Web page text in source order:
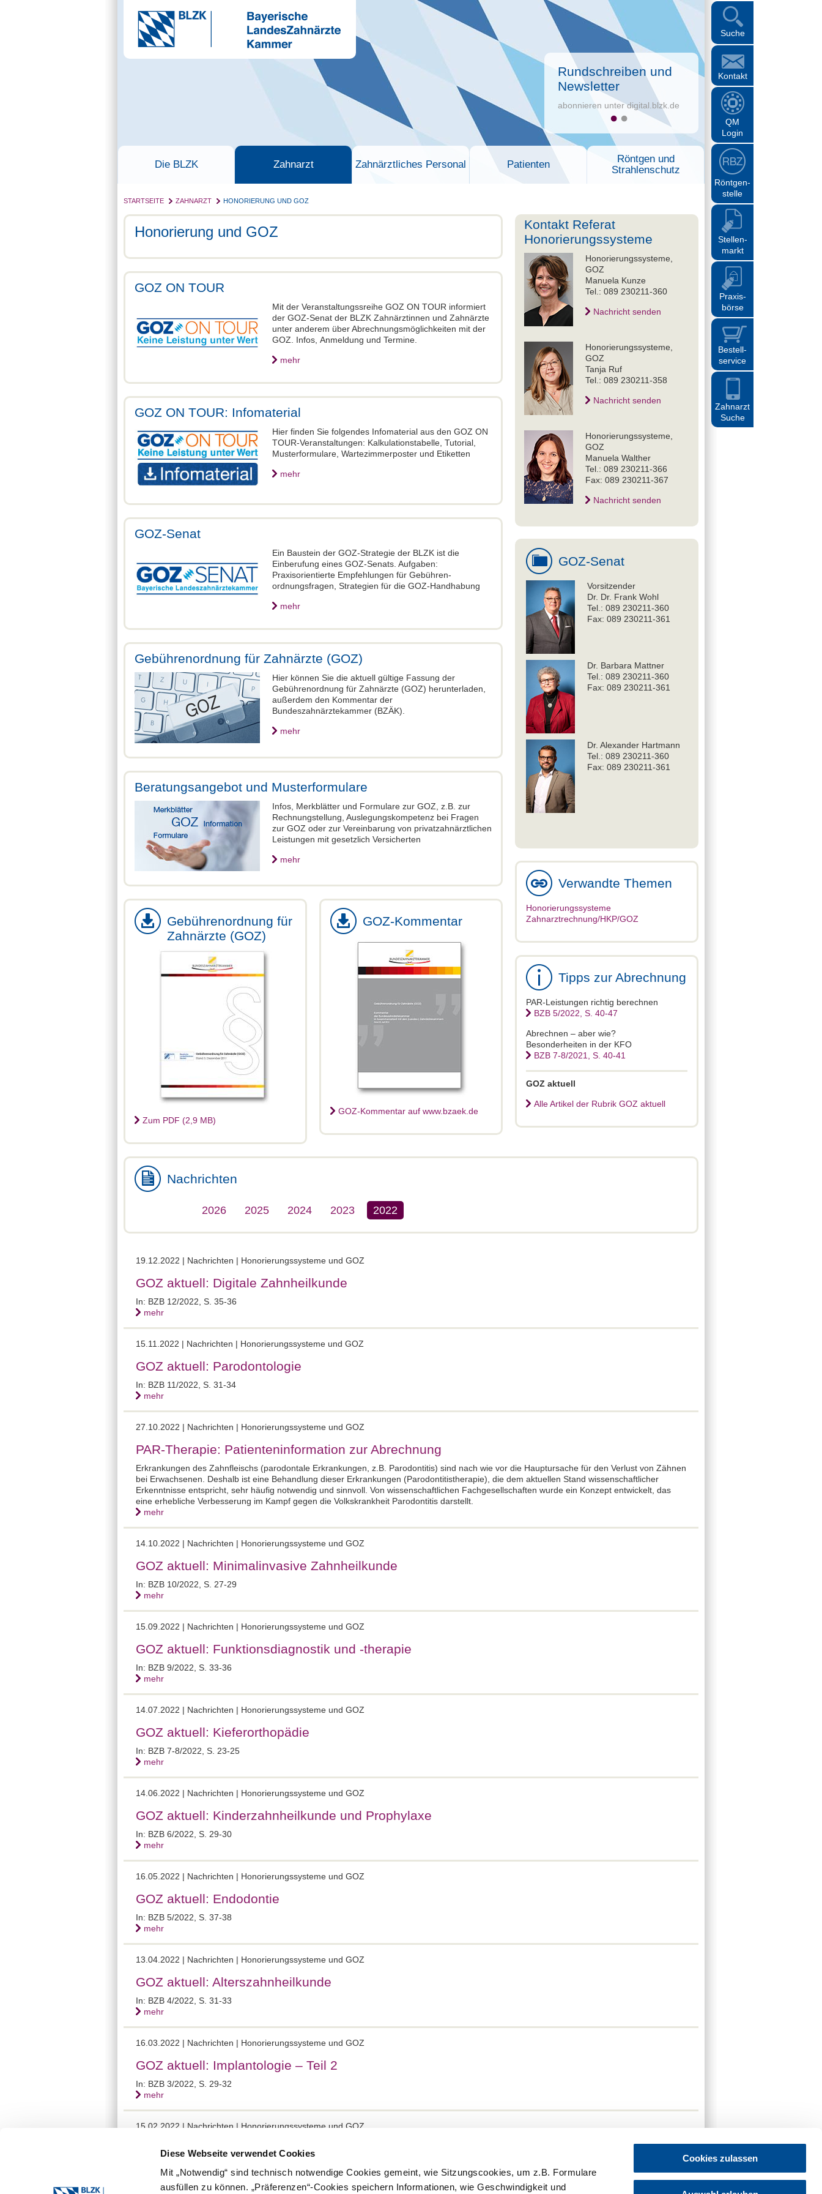
Diese Webseite verwendet Cookies
Mit „Notwendig“ sind technisch notwendige Cookies gemeint, wie Sitzungscookies, um z.B. Formulare
ausfüllen zu können. „Präferenzen“-Cookies speichern Informationen, wie Geschwindigkeit und
Cookies zulassen
Suche
Kontakt
QM
Login
Röntgen-
stelle
Stellen-
markt
Praxis-
börse
Bestell-
service
Zahnarzt
Suche
Rundschreiben und
Newsletter
abonnieren unter digital.blzk.de
Die BLZK Zahnarzt Zahnärztliches Personal Patienten
Röntgen und
Strahlenschutz
STARTSEITE ZAHNARZT HONORIERUNG UND GOZ
Honorierung und GOZ
GOZ ON TOUR
Mit der Veranstaltungssreihe GOZ ON TOUR informiert
der GOZ-Senat der BLZK Zahnärztinnen und Zahnärzte
unter anderem über Abrechnungsmöglichkeiten mit der
GOZ. Infos, Anmeldung und Termine.
mehr
GOZ ON TOUR: Infomaterial
Hier finden Sie folgendes Infomaterial aus den GOZ ON
TOUR-Veranstaltungen: Kalkulationstabelle, Tutorial,
Musterformulare, Wartezimmerposter und Etiketten
mehr
GOZ-Senat
Ein Baustein der GOZ-Strategie der BLZK ist die
Einberufung eines GOZ-Senats. Aufgaben:
Praxisorientierte Empfehlungen für Gebühren-
ordnungsfragen, Strategien für die GOZ-Handhabung
mehr
Gebührenordnung für Zahnärzte (GOZ)
Hier können Sie die aktuell gültige Fassung der
Gebührenordnung für Zahnärzte (GOZ) herunterladen,
außerdem den Kommentar der
Bundeszahnärztekammer (BZÄK).
mehr
Beratungsangebot und Musterformulare
Infos, Merkblätter und Formulare zur GOZ, z.B. zur
Rechnungstellung, Auslegungskompetenz bei Fragen
zur GOZ oder zur Vereinbarung von privatzahnärztlichen
Leistungen mit gesetzlich Versicherten
mehr
Gebührenordnung für
Zahnärzte (GOZ)
Zum PDF (2,9 MB)
GOZ-Kommentar
GOZ-Kommentar auf www.bzaek.de
Kontakt Referat
Honorierungssysteme
Honorierungssysteme,
GOZ
Manuela Kunze
Tel.: 089 230211-360
Nachricht senden
Honorierungssysteme,
GOZ
Tanja Ruf
Tel.: 089 230211-358
Nachricht senden
Honorierungssysteme,
GOZ
Manuela Walther
Tel.: 089 230211-366
Fax: 089 230211-367
Nachricht senden
GOZ-Senat
Vorsitzender
Dr. Dr. Frank Wohl
Tel.: 089 230211-360
Fax: 089 230211-361
Dr. Barbara Mattner
Tel.: 089 230211-360
Fax: 089 230211-361
Dr. Alexander Hartmann
Tel.: 089 230211-360
Fax: 089 230211-361
Verwandte Themen
Honorierungssysteme
Zahnarztrechnung/HKP/GOZ
Tipps zur Abrechnung
PAR-Leistungen richtig berechnen
BZB 5/2022, S. 40-47
Abrechnen – aber wie?
Besonderheiten in der KFO
BZB 7-8/2021, S. 40-41
GOZ aktuell
Alle Artikel der Rubrik GOZ aktuell
Nachrichten
2026 2025 2024 2023 2022
19.12.2022 | Nachrichten | Honorierungssysteme und GOZ
GOZ aktuell: Digitale Zahnheilkunde
In: BZB 12/2022, S. 35-36
mehr
15.11.2022 | Nachrichten | Honorierungssysteme und GOZ
GOZ aktuell: Parodontologie
In: BZB 11/2022, S. 31-34
mehr
27.10.2022 | Nachrichten | Honorierungssysteme und GOZ
PAR-Therapie: Patienteninformation zur Abrechnung
Erkrankungen des Zahnfleischs (parodontale Erkrankungen, z.B. Parodontitis) sind nach wie vor die Hauptursache für den Verlust von Zähnen
bei Erwachsenen. Deshalb ist eine Behandlung dieser Erkrankungen (Parodontitistherapie), die dem aktuellen Stand wissenschaftlicher
Erkenntnisse entspricht, sehr häufig notwendig und sinnvoll. Von wissenschaftlichen Fachgesellschaften wurde ein Konzept entwickelt, das
eine erhebliche Verbesserung im Kampf gegen die Volkskrankheit Parodontitis darstellt.
mehr
14.10.2022 | Nachrichten | Honorierungssysteme und GOZ
GOZ aktuell: Minimalinvasive Zahnheilkunde
In: BZB 10/2022, S. 27-29
mehr
15.09.2022 | Nachrichten | Honorierungssysteme und GOZ
GOZ aktuell: Funktionsdiagnostik und -therapie
In: BZB 9/2022, S. 33-36
mehr
14.07.2022 | Nachrichten | Honorierungssysteme und GOZ
GOZ aktuell: Kieferorthopädie
In: BZB 7-8/2022, S. 23-25
mehr
14.06.2022 | Nachrichten | Honorierungssysteme und GOZ
GOZ aktuell: Kinderzahnheilkunde und Prophylaxe
In: BZB 6/2022, S. 29-30
mehr
16.05.2022 | Nachrichten | Honorierungssysteme und GOZ
GOZ aktuell: Endodontie
In: BZB 5/2022, S. 37-38
mehr
13.04.2022 | Nachrichten | Honorierungssysteme und GOZ
GOZ aktuell: Alterszahnheilkunde
In: BZB 4/2022, S. 31-33
mehr
16.03.2022 | Nachrichten | Honorierungssysteme und GOZ
GOZ aktuell: Implantologie – Teil 2
In: BZB 3/2022, S. 29-32
mehr
15.02.2022 | Nachrichten | Honorierungssysteme und GOZ
GOZ aktuell: Implantologie – Teil 1
In: BZB 1+2/2022, S. 23-26
mehr